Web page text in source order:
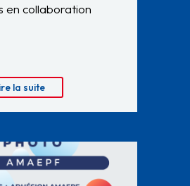
en collaboration
la suite